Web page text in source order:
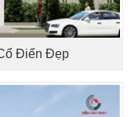
Điển Đẹp